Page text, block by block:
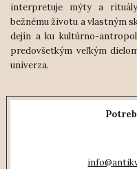
interpretuje mýty a
bežnému životu a vlastným
dejín a ku kultúrno-
predovšetkým veľkým
univerza.